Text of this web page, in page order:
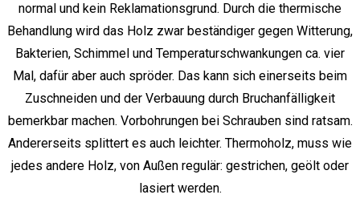
normal und kein Reklamationsgrund. Durch die thermische
Behandlung wird das Holz zwar beständiger gegen Witterung,
Bakterien, Schimmel und Temperaturschwankungen ca. vier
Mal, dafür aber auch spröder. Das kann sich einerseits beim
Zuschneiden und der Verbauung durch Bruchanfälligkeit
bemerkbar machen. Vorbohrungen bei Schrauben sind ratsam.
Andererseits splittert es auch leichter. Thermoholz, muss wie
jedes andere Holz, von Außen regulär: gestrichen, geölt oder
lasiert werden.